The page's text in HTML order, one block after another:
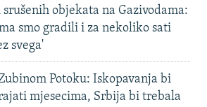
objekata na Gazivodama:
smo gradili i za nekoliko sati
svega'
Potoku: Iskopavanja bi
mjesecima, Srbija bi trebala